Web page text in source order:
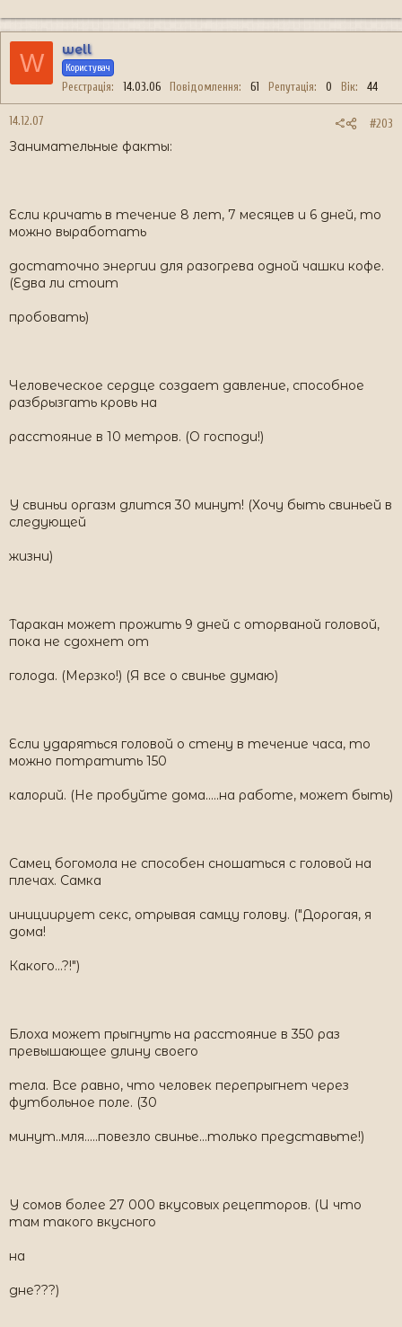
W well
Користувач
Реєстрація 14.03.06 Повідомлення 61 Репутація 0 Вік 44
14.12.07 #203
Занимательные факты:
Если кричать в течение 8 лет, 7 месяцев и 6 дней, то
можно выработать
достаточно энергии для разогрева одной чашки кофе.
(Едва ли стоит
пробовать)
Человеческое сердце создает давление, способное
разбрызгать кровь на
расстояние в 10 метров. (О господи!)
У свиньи оргазм длится 30 минут! (Хочу быть свиньей в
следующей
жизни)
Таракан может прожить 9 дней с оторваной головой,
пока не сдохнет от
голода. (Мерзко!) (Я все о свинье думаю)
Если ударяться головой о стену в течение часа, то
можно потратить 150
калорий. (Не пробуйте дома.....на работе, может быть)
Самец богомола не способен сношаться с головой на
плечах. Самка
инициирует секс, отрывая самцу голову. ("Дорогая, я
дома!
Какого...?!")
Блоха может прыгнуть на расстояние в 350 раз
превышающее длину своего
тела. Все равно, что человек перепрыгнет через
футбольное поле. (30
минут..мля.....повезло свинье...только представьте!)
У сомов более 27 000 вкусовых рецепторов. (И что
там такого вкусного
на
дне???)